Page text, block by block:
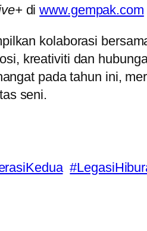
diwww.gempak.com
kolaborasi
kreativiti dan
pada tahun ini,
seni.